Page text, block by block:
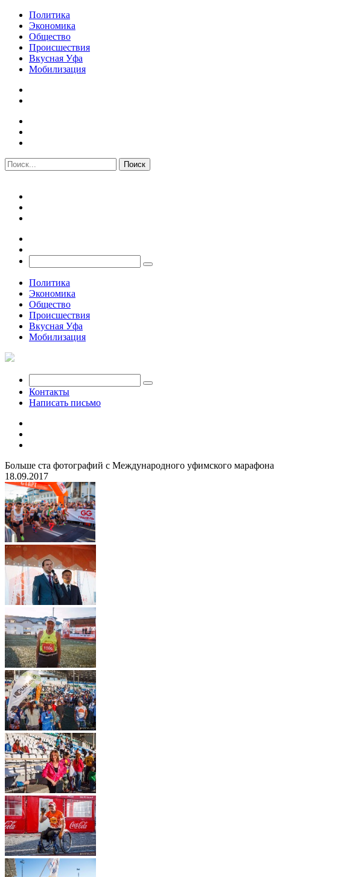
Политика
Экономика
Общество
Происшествия
Вкусная Уфа
Мобилизация
Политика
Экономика
Общество
Происшествия
Вкусная Уфа
Мобилизация
Контакты
Написать письмо
Больше ста фотографий с Международного уфимского марафона
18.09.2017